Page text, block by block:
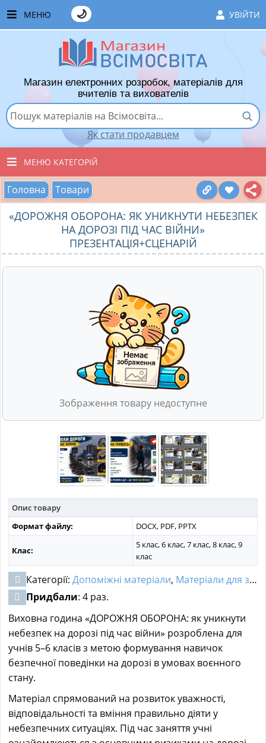
МЕНЮ УВІЙТИ
🌙
ЧАСТІ ЗАПИТАННЯ
ЯК ТУТ КУПУВАТИ
ЯК ТУТ ПРОДАВАТИ
ДОДАТИ РОЗРОБКУ
ВПОДОБАНІ ТОВАРИ
КОШИК
Магазин електронних розробок, матеріалів для
вчителів та вихователів
Як стати продавцем
МЕНЮ КАТЕГОРІЙ
ВСІ ТОВАРИ
ВИХОВАТЕЛЯМ ДНЗ
ПОЧАТКОВІ КЛАСИ
РІЗНІ МАТЕРІАЛИ
Головна Товари
«ДОРОЖНЯ ОБОРОНА: ЯК УНИКНУТИ НЕБЕЗПЕК
НА ДОРОЗІ ПІД ЧАС ВІЙНИ»
ПРЕЗЕНТАЦІЯ+СЦЕНАРІЙ
Зображення товару недоступне
Опис товару
Формат файлу:
DOCX, PDF, PPTX
Клас:
5 клас, 6 клас, 7 клас, 8 клас, 9
клас
Категорії: Допоміжні матеріали, Матеріали для заходів
Придбали: 4 раз.
Виховна година «ДОРОЖНЯ ОБОРОНА: як уникнути
небезпек на дорозі під час війни» розроблена для
учнів 5–6 класів з метою формування навичок
безпечної поведінки на дорозі в умовах воєнного
стану.
Матеріал спрямований на розвиток уважності,
відповідальності та вміння правильно діяти у
небезпечних ситуаціях. Під час заняття учні